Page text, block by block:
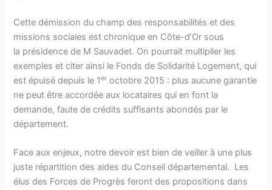
Cette démission du champ des responsabilités et des
missions sociales est chronique en Côte-d’Or sous
la présidence de M Sauvadet. On pourrait multiplier les
exemples et citer ainsi le Fonds de Solidarité Logement, qui
est épuisé depuis le 1er octobre 2015 : plus aucune garantie
ne peut être accordée aux locataires qui en font la
demande, faute de crédits suffisants abondés par le
département.
Face aux enjeux, notre devoir est bien de veiller à une plus
juste répartition des aides du Conseil départemental. Les
élus des Forces de Progrès feront des propositions dans